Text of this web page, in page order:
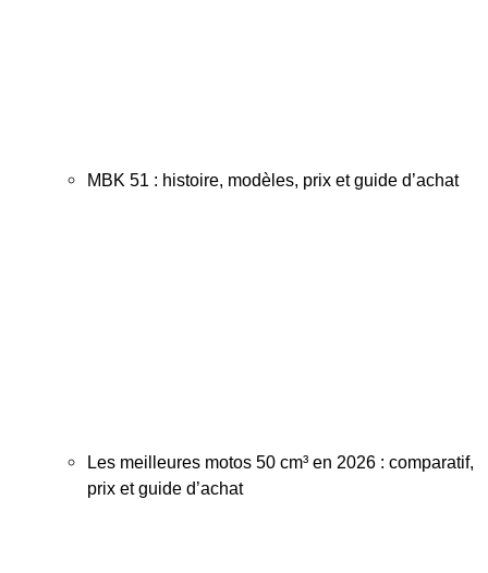
MBK 51 : histoire, modèles, prix et guide d’achat
Les meilleures motos 50 cm³ en 2026 : comparatif,
prix et guide d’achat